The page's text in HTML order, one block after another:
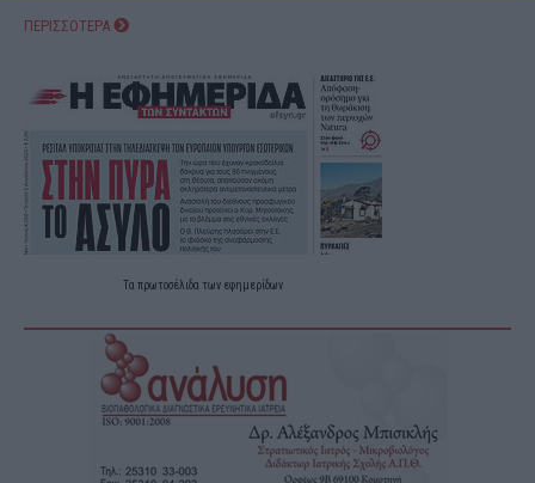
ΠΕΡΙΣΣΟΤΕΡΑ
Τα πρωτοσέλιδα των εφημερίδων